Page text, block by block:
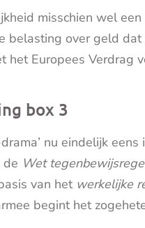
misschien wel
belasting over geld
Europees Verdrag
box 3
nu eindelijk
de Wet
van het werkelijke
begint het